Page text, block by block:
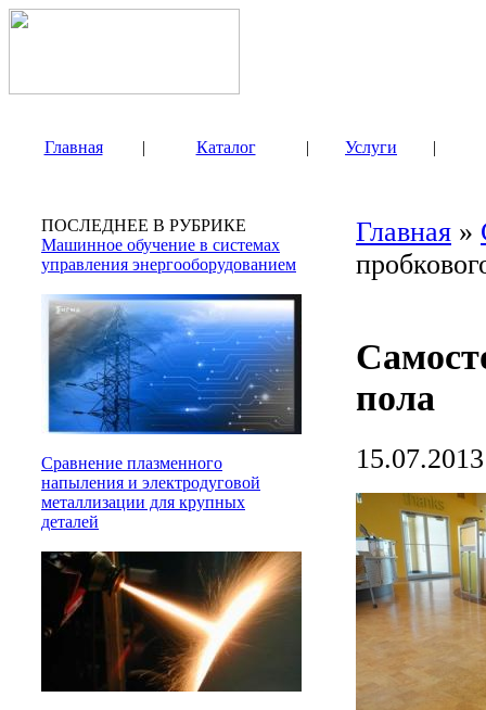
Главная | Каталог | Услуги |
ПОСЛЕДНЕЕ В РУБРИКЕ
Машинное обучение в системах
управления энергооборудованием
Сравнение плазменного
напыления и электродуговой
металлизации для крупных
деталей
Главная »
пола
15.07.2013